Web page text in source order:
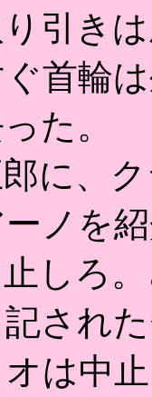
引き
首輪
た。
に、
ノを
止しろ
され
は中